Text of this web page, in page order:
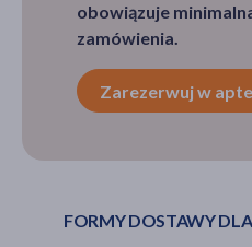
obowiązuje
zamówienia.
Zarezerwuj w
FORMY DOSTAWY